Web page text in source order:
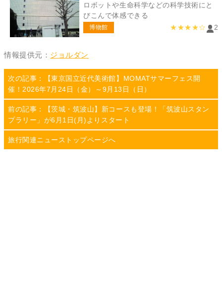
ロボットや生命科学などの科学技術にと
びこんで体感できる
博物館 ★★★★☆ 2
情報提供元： ジョルダン
次の記事：【東京国立近代美術館】MOMATサマーフェス開
催！2026年7月24日（金）～9月13日（日）
前の記事：【茨城・筑波山】新コースも登場！「筑波山スタン
プラリー」が6月1日(月)よりスタート
旅行関連ニューストップページへ